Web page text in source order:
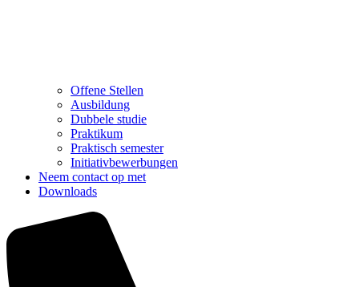
Offene Stellen
Ausbildung
Dubbele studie
Praktikum
Praktisch semester
Initiativbewerbungen
Neem contact op met
Downloads